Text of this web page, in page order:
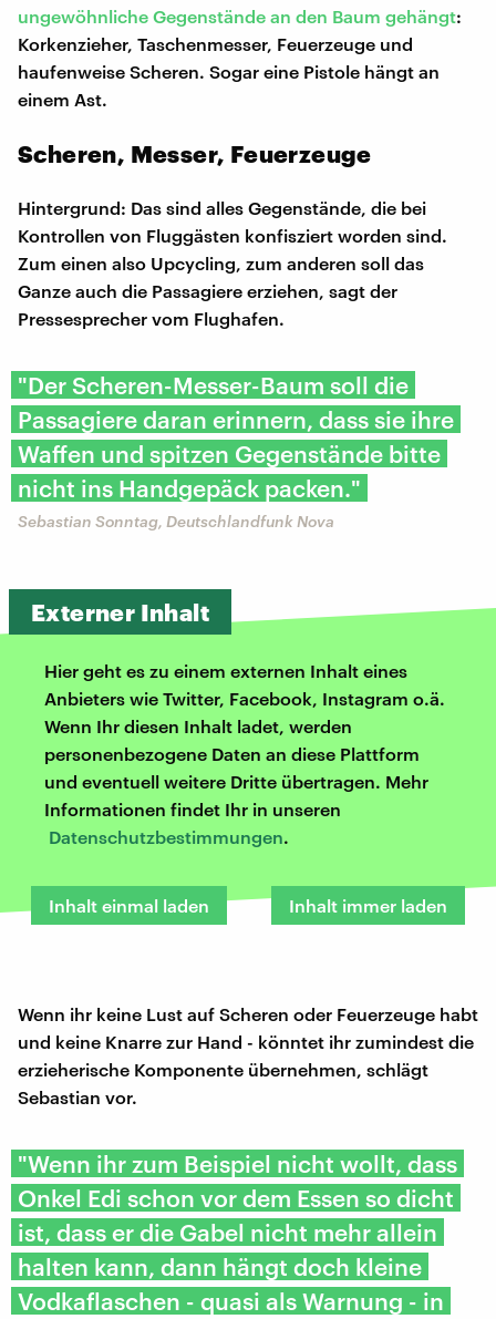
ungewöhnliche Gegenstände an den Baum gehängt:
Korkenzieher, Taschenmesser, Feuerzeuge und
haufenweise Scheren. Sogar eine Pistole hängt an
einem Ast.
Scheren, Messer, Feuerzeuge
Hintergrund: Das sind alles Gegenstände, die bei
Kontrollen von Fluggästen konfisziert worden sind.
Zum einen also Upcycling, zum anderen soll das
Ganze auch die Passagiere erziehen, sagt der
Pressesprecher vom Flughafen.
"Der Scheren-Messer-Baum soll die
Passagiere daran erinnern, dass sie ihre
Waffen und spitzen Gegenstände bitte
nicht ins Handgepäck packen."
Sebastian Sonntag, Deutschlandfunk Nova
Externer Inhalt
Hier geht es zu einem externen Inhalt eines
Anbieters wie Twitter, Facebook, Instagram o.ä.
Wenn Ihr diesen Inhalt ladet, werden
personenbezogene Daten an diese Plattform
und eventuell weitere Dritte übertragen. Mehr
Informationen findet Ihr in unseren
Datenschutzbestimmungen.
Inhalt einmal laden Inhalt immer laden
Wenn ihr keine Lust auf Scheren oder Feuerzeuge habt
und keine Knarre zur Hand - könntet ihr zumindest die
erzieherische Komponente übernehmen, schlägt
Sebastian vor.
"Wenn ihr zum Beispiel nicht wollt, dass
Onkel Edi schon vor dem Essen so dicht
ist, dass er die Gabel nicht mehr allein
halten kann, dann hängt doch kleine
Vodkaflaschen - quasi als Warnung - in